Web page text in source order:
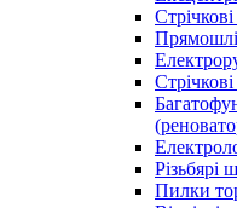
Різьбярі
Пилки